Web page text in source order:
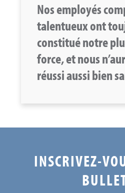
Nos employés
talentueux ont
constitué notre
force, et nous
réussi aussi bien
INSCRIVEZ-